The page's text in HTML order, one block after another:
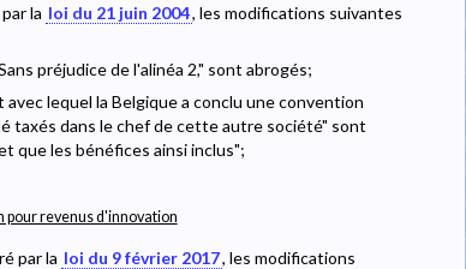
la loi du 21 juin 2004, les modifications suivantes
préjudice de l'alinéa 2," sont abrogés;
avec lequel la Belgique a conclu une convention
taxés dans le chef de cette autre société" sont
que les bénéfices ainsi inclus";
pour revenus d'innovation
par la loi du 9 février 2017, les modifications